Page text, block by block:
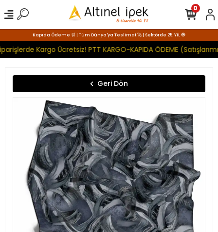
Kapıda Ödeme 🛒 | Tüm Dünya'ya Teslimat 🚀 | Sektörde 25. YIL 🧿
Kargo Ücretsiz! PTT KARGO-KAPIDA ÖDEME
0
Geri Dön